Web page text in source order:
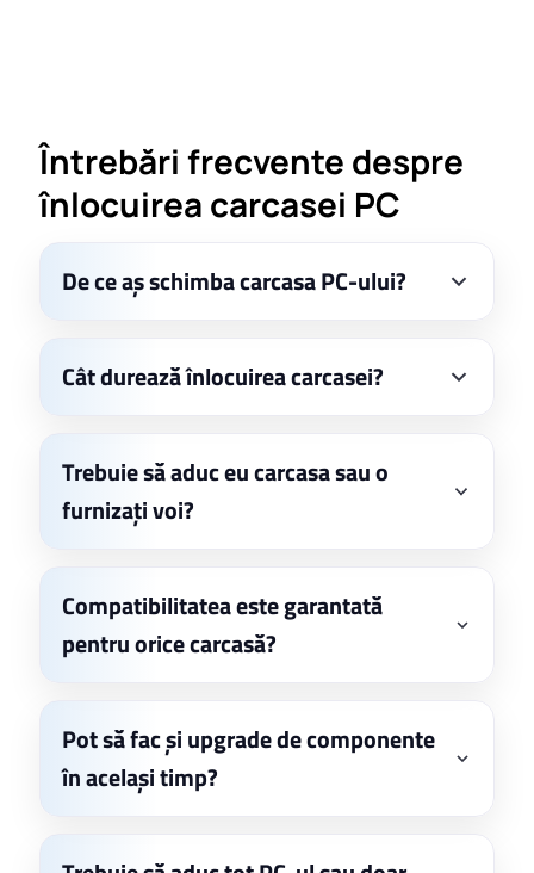
Întrebări frecvente despre
înlocuirea carcasei PC
De ce aș schimba carcasa PC-ului?
Cât durează înlocuirea carcasei?
Trebuie să aduc eu carcasa sau o
furnizați voi?
Compatibilitatea este garantată
pentru orice carcasă?
Pot să fac și upgrade de componente
în același timp?